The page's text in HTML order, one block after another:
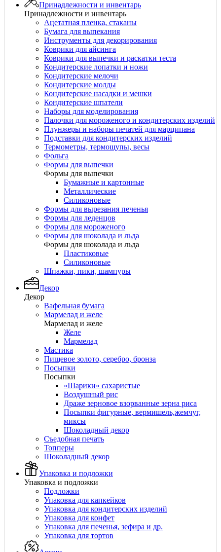
Принадлежности и инвентарь
Принадлежности и инвентарь
Ацетатная пленка, стаканы
Бумага для выпекания
Инструменты для декорирования
Коврики для айсинга
Коврики для выпечки и раскатки теста
Кондитерские лопатки и ножи
Кондитерские мелочи
Кондитерские молды
Кондитерские насадки и мешки
Кондитерские шпатели
Наборы для моделирования
Палочки для мороженого и кондитерских изделий
Плунжеры и наборы печатей для марципана
Подставки для кондитерских изделий
Термометры, термощупы, весы
Фольга
Формы для выпечки
Формы для выпечки
Бумажные и картонные
Металлические
Силиконовые
Формы для вырезания печенья
Формы для леденцов
Формы для мороженого
Формы для шоколада и льда
Формы для шоколада и льда
Пластиковые
Силиконовые
Шпажки, пики, шампуры
Декор
Декор
Вафельная бумага
Мармелад и желе
Мармелад и желе
Желе
Мармелад
Мастика
Пищевое золото, серебро, бронза
Посыпки
Посыпки
«Шарики» сахаристые
Воздушный рис
Драже зерновое взорванные зерна риса
Посыпки фигурные, вермишель,жемчуг,
миксы
Шоколадный декор
Съедобная печать
Топперы
Шоколадный декор
Упаковка и подложки
Упаковка и подложки
Подложки
Упаковка для капкейков
Упаковка для кондитерских изделий
Упаковка для конфет
Упаковка для печенья, зефира и др.
Упаковка для тортов